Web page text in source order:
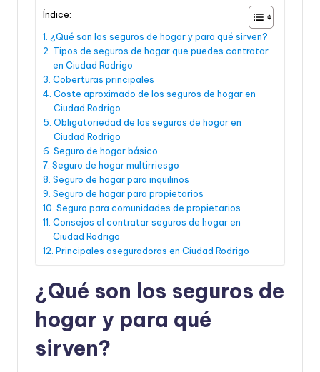
Índice:
¿Qué son los seguros de hogar y para qué sirven?
Tipos de seguros de hogar que puedes contratar
en Ciudad Rodrigo
Coberturas principales
Coste aproximado de los seguros de hogar en
Ciudad Rodrigo
Obligatoriedad de los seguros de hogar en
Ciudad Rodrigo
Seguro de hogar básico
Seguro de hogar multirriesgo
Seguro de hogar para inquilinos
Seguro de hogar para propietarios
Seguro para comunidades de propietarios
Consejos al contratar seguros de hogar en
Ciudad Rodrigo
Principales aseguradoras en Ciudad Rodrigo
¿Qué son los seguros de
hogar y para qué
sirven?